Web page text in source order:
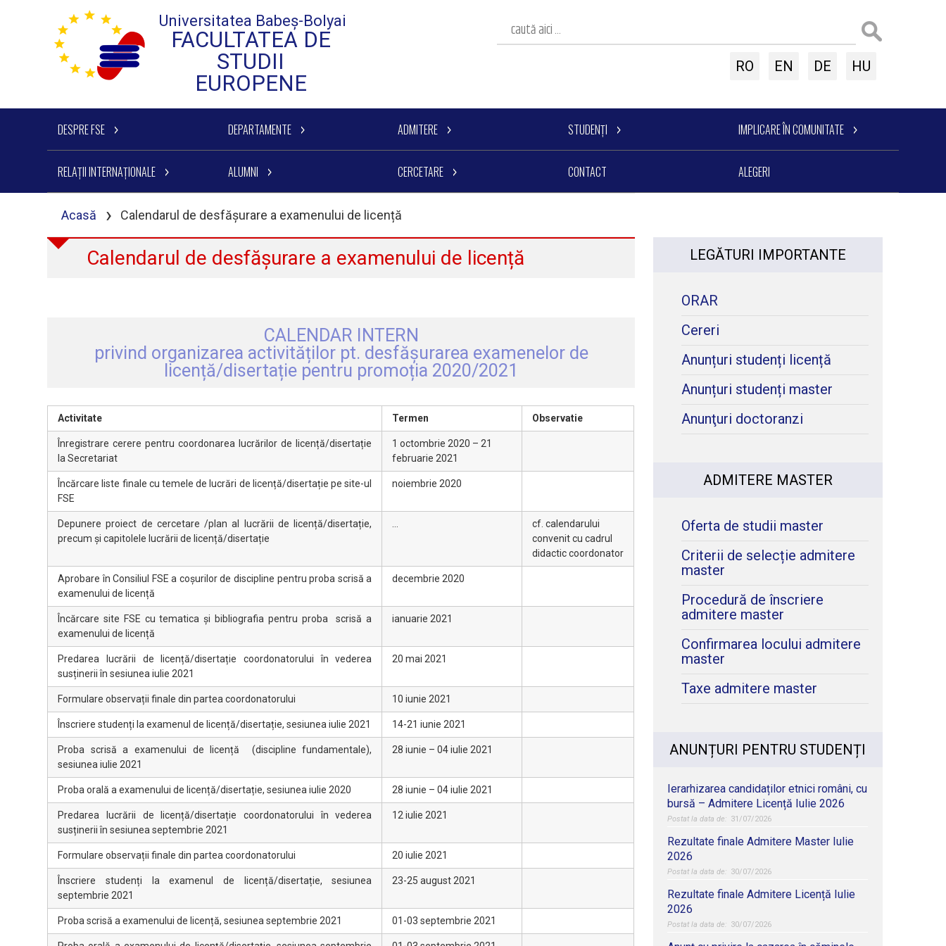
Universitatea Babeș-Bolyai
FACULTATEA DE
STUDII
EUROPENE
RO EN DE HU
DESPRE FSE DEPARTAMENTE ADMITERE STUDENȚI IMPLICARE ÎN COMUNITATE
RELAȚII INTERNAȚIONALE ALUMNI CERCETARE CONTACT ALEGERI
Acasă › Calendarul de desfășurare a examenului de licență
Calendarul de desfășurare a examenului de licență
CALENDAR INTERN
privind organizarea activităților pt. desfășurarea examenelor de
licență/disertație pentru promoția 2020/2021
Activitate Termen Observatie
Înregistrare cerere pentru coordonarea lucrărilor de licență/disertație
la Secretariat
1 octombrie 2020 – 21
februarie 2021
Încărcare liste finale cu temele de lucrări de licență/disertație pe site-ul
FSE
noiembrie 2020
Depunere proiect de cercetare /plan al lucrării de licență/disertație,
precum și capitolele lucrării de licență/disertație
…
cf. calendarului
convenit cu cadrul
didactic coordonator
Aprobare în Consiliul FSE a coșurilor de discipline pentru proba scrisă a
examenului de licență
decembrie 2020
Încărcare site FSE cu tematica și bibliografia pentru proba scrisă a
examenului de licență
ianuarie 2021
Predarea lucrării de licență/disertație coordonatorului în vederea
susținerii în sesiunea iulie 2021
20 mai 2021
Formulare observații finale din partea coordonatorului 10 iunie 2021
Înscriere studenți la examenul de licență/disertație, sesiunea iulie 2021 14-21 iunie 2021
Proba scrisă a examenului de licență (discipline fundamentale),
sesiunea iulie 2021
28 iunie – 04 iulie 2021
Proba orală a examenului de licență/disertație, sesiunea iulie 2020 28 iunie – 04 iulie 2021
Predarea lucrării de licență/disertație coordonatorului în vederea
susținerii în sesiunea septembrie 2021
12 iulie 2021
Formulare observații finale din partea coordonatorului 20 iulie 2021
Înscriere studenți la examenul de licență/disertație, sesiunea
septembrie 2021
23-25 august 2021
Proba scrisă a examenului de licență, sesiunea septembrie 2021 01-03 septembrie 2021
LEGĂTURI IMPORTANTE
ORAR
Cereri
Anunțuri studenți licență
Anunțuri studenți master
Anunţuri doctoranzi
ADMITERE MASTER
Oferta de studii master
Criterii de selecție admitere
master
Procedură de înscriere
admitere master
Confirmarea locului admitere
master
Taxe admitere master
ANUNȚURI PENTRU STUDENȚI
Ierarhizarea candidaților etnici români, cu
bursă – Admitere Licență Iulie 2026
31/07/2026
Rezultate finale Admitere Master Iulie
2026
30/07/2026
Rezultate finale Admitere Licență Iulie
2026
30/07/2026